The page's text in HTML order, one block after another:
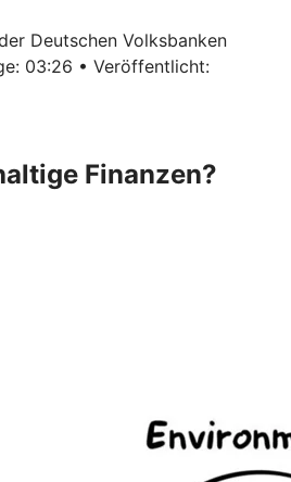
Deutschen Volksbanken
03:26 • Veröffentlicht:
Finanzen?